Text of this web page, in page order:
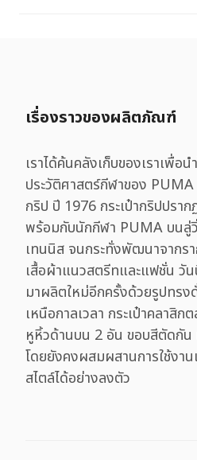
เรื่องราวของผลิตภัณฑ์
เราได้ค้นคลังเก็บของเราเพื่อ
ประวัติศาสตร์กีฬาของ
กริป ปี 1976 กระเป๋ากริปปรา
พร้อมกับนักกีฬา PUMA บนลู่
เทนนิส จนกระทั่งพัฒนาจากร
เสื้อผ้าแนวสตรีทและแฟชั่น วั
มาผลิตใหม่อีกครั้งด้วยรูปทรง
เหนือกาลเวลา กระเป๋าคลาสิ
หูหิ้วด้านบน 2 อัน ขอบสีตัดกัน
โดยยังคงผสมผสานการใช้งา
สไตล์ได้อย่างลงตัว